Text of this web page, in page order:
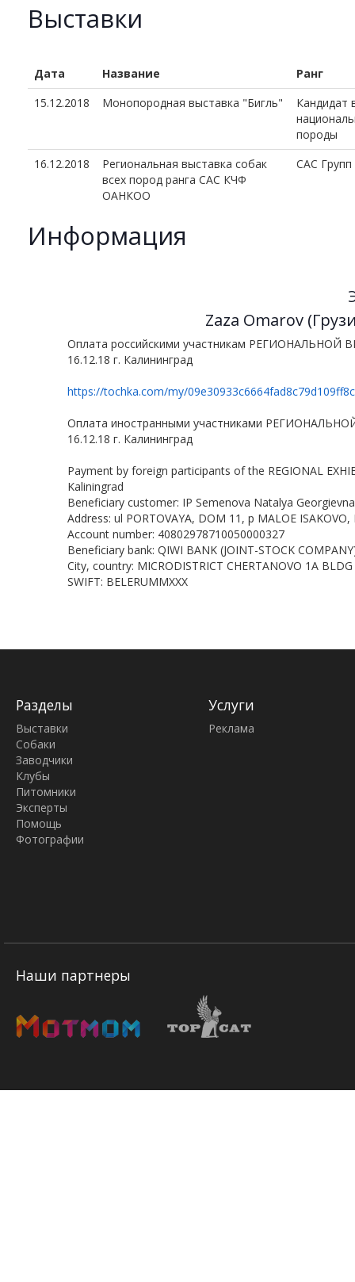
Выставки
Дата Название
Ранг
15.12.2018
Монопородная выставка "Бигль"
Кандидат
породы
16.12.2018
Региональная выставка собак
всех пород ранга САС КЧФ
ОАНКОО
CAC Групп
Информация
Zaza Omarov
Оплата российскими участникам
16.12.18 г. Калининград
https://tochka.com/my/
Оплата иностранными участниками
16.12.18 г. Калининград
Payment by foreign participants of the REGIONAL
Kaliningrad
Beneficiary customer: IP Semenova Natalya Georgievna
Address: ul PORTOVAYA, DOM 11, p MALOE ISAKOVO,
Account number: 40802978710050000327
Beneficiary bank: QIWI BANK (JOINT-STOCK
City, country: MICRODISTRICT CHERTANOVO 1A
SWIFT: BELERUMMXXX
Разделы
Выставки
Собаки
Заводчики
Клубы
Питомники
Эксперты
Помощь
Фотографии
Услуги
Реклама
Наши партнеры